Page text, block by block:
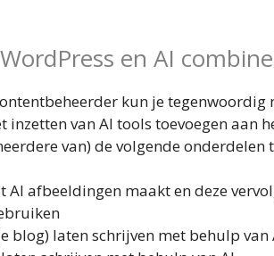
en AI
kun je tegenwoordig
inzetten van AI tools toevoegen aan
van) de volgende onderdelen
AI afbeeldingen maakt en deze
blog) laten schrijven met behulp van